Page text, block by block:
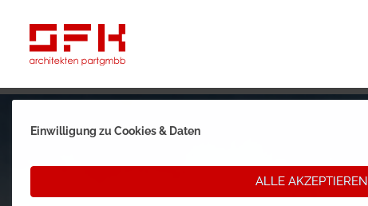
Einwilligung zu Cookies & Daten
ALLE AKZEPTIEREN